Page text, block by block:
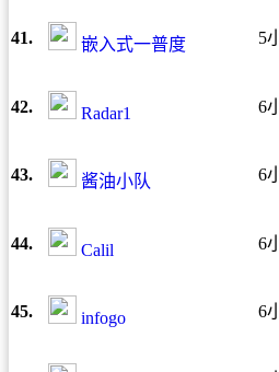
41. 嵌入式一普度 5
42. Radar1 6
43. 酱油小队 6
44. Calil 6
45. infogo 6